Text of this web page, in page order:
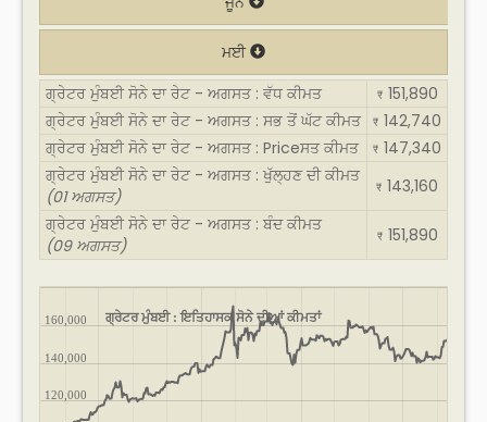
ਮਈ
ਗ੍ਰੇਟਰ ਮੁੰਬਈ ਸੋਨੇ ਦਾ ਰੇਟ - ਅਗਸਤ : ਵੱਧ ਕੀਮਤ
₹ 151,890
ਗ੍ਰੇਟਰ ਮੁੰਬਈ ਸੋਨੇ ਦਾ ਰੇਟ - ਅਗਸਤ : ਸਭ ਤੋਂ ਘੱਟ ਕੀਮਤ
₹ 142,740
ਗ੍ਰੇਟਰ ਮੁੰਬਈ ਸੋਨੇ ਦਾ ਰੇਟ - ਅਗਸਤ : Priceਸਤ ਕੀਮਤ
₹ 147,340
ਗ੍ਰੇਟਰ ਮੁੰਬਈ ਸੋਨੇ ਦਾ ਰੇਟ - ਅਗਸਤ : ਖੁੱਲ੍ਹਣ ਦੀ ਕੀਮਤ
(01 ਅਗਸਤ)
₹ 143,160
ਗ੍ਰੇਟਰ ਮੁੰਬਈ ਸੋਨੇ ਦਾ ਰੇਟ - ਅਗਸਤ : ਬੰਦ ਕੀਮਤ
(09 ਅਗਸਤ)
₹ 151,890
ਗ੍ਰੇਟਰ ਮੁੰਬਈ : ਇਤਿਹਾਸਕ ਸੋਨੇ ਦੀਆਂ ਕੀਮਤਾਂ
120,000
140,000
160,000